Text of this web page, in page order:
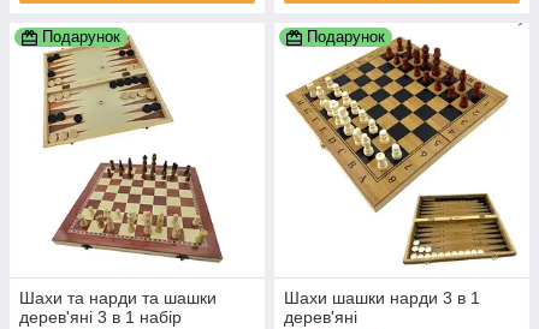
Подарунок
Шахи та нарди та шашки
дерев'яні 3 в 1 набір
Подарунок
Шахи шашки нарди 3 в 1
дерев'яні